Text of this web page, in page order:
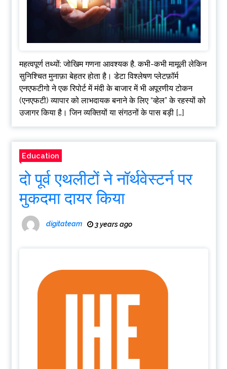
महत्वपूर्ण तथ्यों: जोखिम गणना आवश्यक है. कभी-कभी मामूली लेकिन
सुनिश्चित मुनाफ़ा बेहतर होता है। डेटा विश्लेषण प्लेटफ़ॉर्म
एनएफटीगो ने एक रिपोर्ट में मंदी के बाजार में भी अपूरणीय टोकन
(एनएफटी) व्यापार को लाभदायक बनाने के लिए “व्हेल” के रहस्यों को
उजागर किया है। जिन व्यक्तियों या संगठनों के पास बड़ी […]
Education
दो पूर्व एथलीटों ने नॉर्थवेस्टर्न पर
मुकदमा दायर किया
digitateam 3 years ago